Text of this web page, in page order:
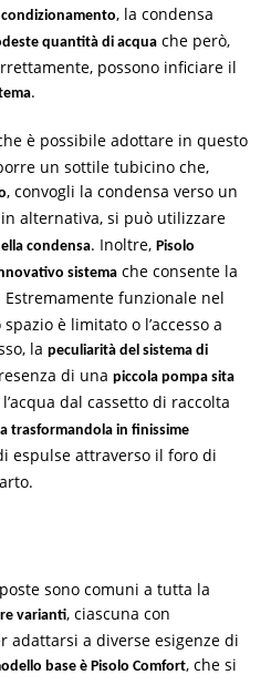
, la condensa
quantità di acqua che però,
possono inficiare il
.
è possibile adottare in questo
un sottile tubicino che,
, convogli la condensa verso un
alternativa, si può utilizzare
condensa. Inoltre, Pisolo
sistema che consente la
Estremamente funzionale nel
è limitato o l’accesso a
la peculiarità del sistema di
di una piccola pompa sita
dal cassetto di raccolta
trasformandola in finissime
espulse attraverso il foro di
sono comuni a tutta la
varianti, ciascuna con
a diverse esigenze di
base è Pisolo Comfort, che si